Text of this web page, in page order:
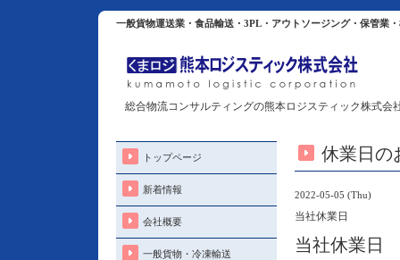
一般貨物運送業・食品輸送・3PL・アウトソージング・保管業
総合物流コンサルティングの熊本ロジスティック株式会
休業日の
2022-05-05 (Thu)
当社休業日
当社休業日
トップページ
新着情報
会社概要
一般貨物・冷凍輸送